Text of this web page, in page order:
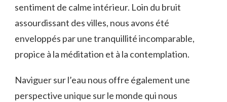
sentiment de calme intérieur.⁢ Loin du bruit
assourdissant des villes, nous ⁤avons été
enveloppés par une tranquillité incomparable,
propice à la méditation et à‌ la contemplation.
Naviguer sur l’eau nous offre également une
perspective unique sur le monde qui nous